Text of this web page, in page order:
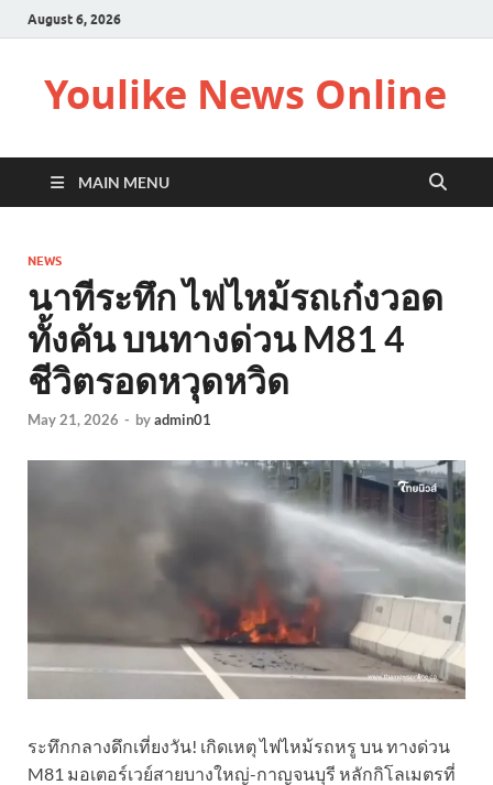
August 6, 2026
Youlike News Online
MAIN MENU
NEWS
นาทีระทึก ไฟไหม้รถเก๋งวอด
ทั้งคัน บนทางด่วน M81 4
ชีวิตรอดหวุดหวิด
May 21, 2026 - byadmin01
ระทึกกลางดึกเที่ยงวัน! เกิดเหตุ ไฟไหม้รถหรู บน ทางด่วน
M81 มอเตอร์เวย์สายบางใหญ่-กาญจนบุรี หลักกิโลเมตรที่